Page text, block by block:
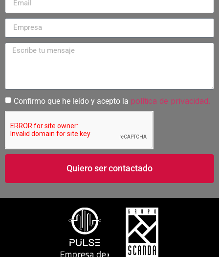
Confirmo que he leído y acepto la política de privacidad.
Quiero ser contactado